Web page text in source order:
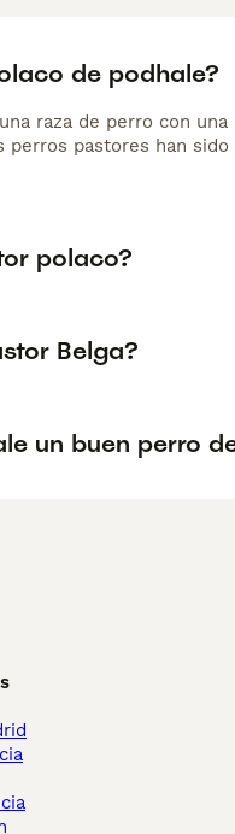
de podhale?
raza de perro con
perros pastores han
polaco?
Belga?
un buen perro